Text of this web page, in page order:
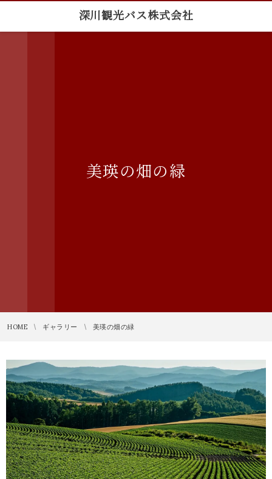
深川観光バス株式会社
美瑛の畑の緑
HOME ギャラリー 美瑛の畑の緑